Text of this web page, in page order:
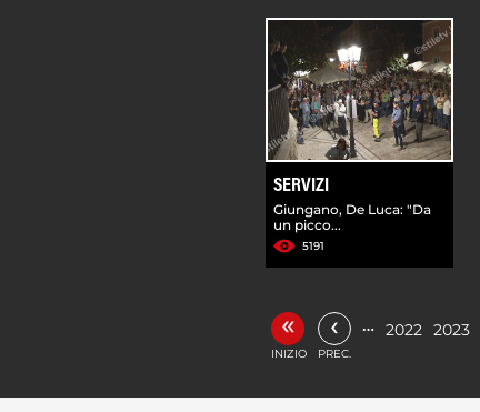
SERVIZI
Giungano, De Luca: "Da
un picco...
5191
«
INIZIO
‹
PREC.
… 2022 2023